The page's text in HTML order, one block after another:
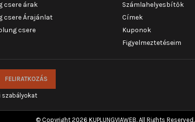
csere árak
csere Árajánlat
csere
Számlahelyesbítők
Címek
Kuponok
Figyelmeztetéseim
szabályokat
© Copyright 2026 KUPLUNGVIAWEB. All Rights Reserved.